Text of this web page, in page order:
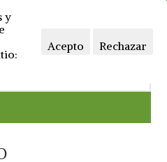
y
Acepto Rechazar